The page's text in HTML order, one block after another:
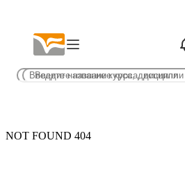
NOT FOUND 404